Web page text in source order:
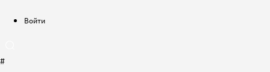
Войти
#